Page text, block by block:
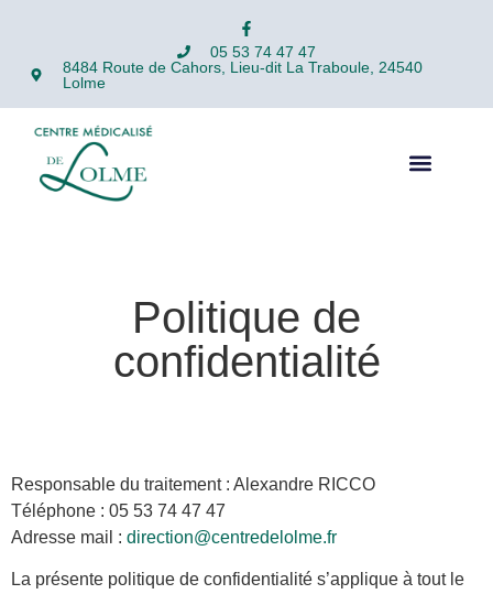
05 53 74 47 47
8484 Route de Cahors, Lieu-dit La Traboule, 24540
Lolme
Politique de
confidentialité
Responsable du traitement : Alexandre RICCO
Téléphone : 05 53 74 47 47
Adresse mail : direction@centredelolme.fr
La présente politique de confidentialité s’applique à tout le